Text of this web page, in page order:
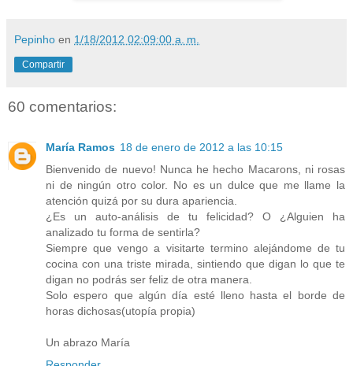
Pepinho en 1/18/2012 02:09:00 a. m.
Compartir
60 comentarios:
María Ramos 18 de enero de 2012 a las 10:15
Bienvenido de nuevo! Nunca he hecho Macarons, ni rosas
ni de ningún otro color. No es un dulce que me llame la
atención quizá por su dura apariencia.
¿Es un auto-análisis de tu felicidad? O ¿Alguien ha
analizado tu forma de sentirla?
Siempre que vengo a visitarte termino alejándome de tu
cocina con una triste mirada, sintiendo que digan lo que te
digan no podrás ser feliz de otra manera.
Solo espero que algún día esté lleno hasta el borde de
horas dichosas(utopía propia)
Un abrazo María